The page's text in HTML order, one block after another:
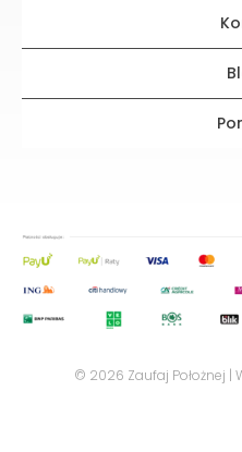
© 2026 Zaufaj Położnej |